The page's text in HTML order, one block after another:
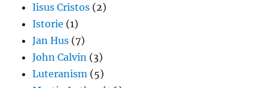
Iisus Cristos (2)
Istorie (1)
Jan Hus (7)
John Calvin (3)
Luteranism (5)